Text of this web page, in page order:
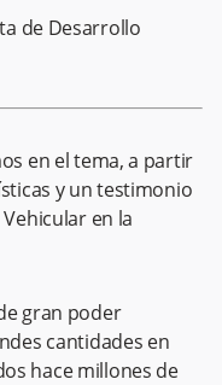
de Desarrollo
en el tema, a partir
y un testimonio
en la
gran poder
cantidades en
hace millones de